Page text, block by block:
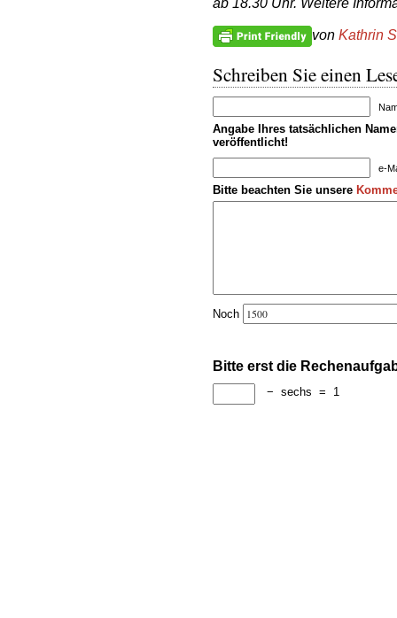
ab 18.30 Uhr. Weitere
von Kathrin
Schreiben Sie einen
Angabe Ihres tatsächlichen
veröffentlicht!
e-
Bitte beachten Sie unsere
Noch
Bitte erst die
− sechs = 1